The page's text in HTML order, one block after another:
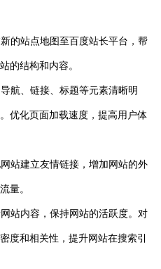
的站点地图至百度站长平台，帮
的结构和内容。
、链接、标题等元素清晰明
优化页面加载速度，提高用户体
建立友情链接，增加网站的外
量。
内容，保持网站的活跃度。对
度和相关性，提升网站在搜索引